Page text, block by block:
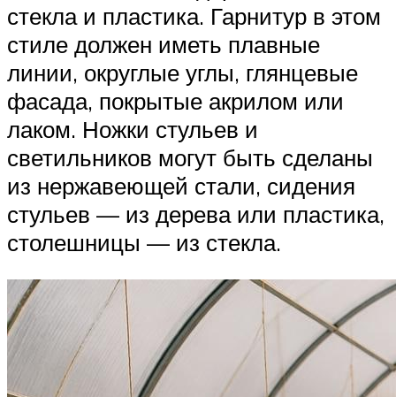
стекла и пластика. Гарнитур в этом
стиле должен иметь плавные
линии, округлые углы, глянцевые
фасада, покрытые акрилом или
лаком. Ножки стульев и
светильников могут быть сделаны
из нержавеющей стали, сидения
стульев — из дерева или пластика,
столешницы — из стекла.